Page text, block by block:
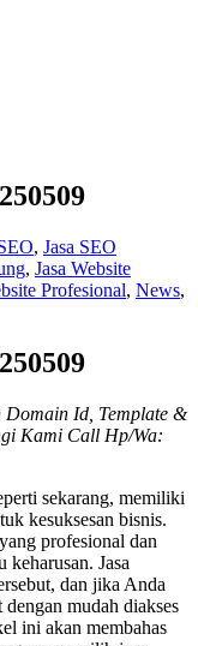
, Jasa SEO
, Jasa Website
Profesional, News,
Domain Id, Template &
Kami Call Hp/Wa:
sekarang, memiliki
kesuksesan bisnis.
profesional dan
Jasa
dan jika Anda
mudah diakses
ini akan membahas